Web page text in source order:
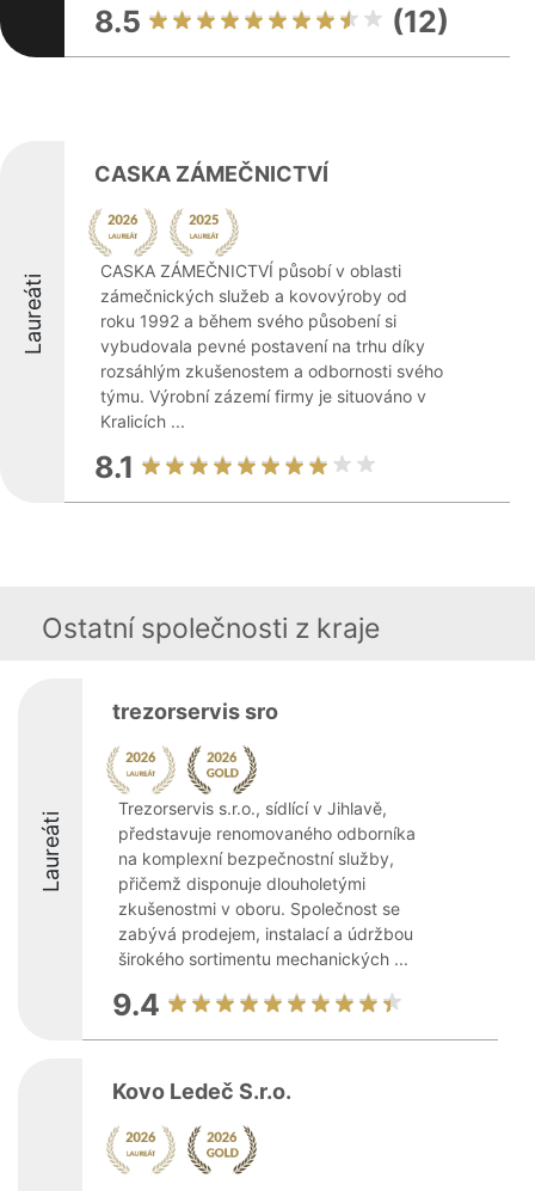
8.5 (12)
Laureáti
CASKA ZÁMEČNICTVÍ
CASKA ZÁMEČNICTVÍ působí v oblasti
zámečnických služeb a kovovýroby od
roku 1992 a během svého působení si
vybudovala pevné postavení na trhu díky
rozsáhlým zkušenostem a odbornosti svého
týmu. Výrobní zázemí firmy je situováno v
Kralicích ...
8.1
Ostatní společnosti z kraje
Laureáti
trezorservis sro
Trezorservis s.r.o., sídlící v Jihlavě,
představuje renomovaného odborníka
na komplexní bezpečnostní služby,
přičemž disponuje dlouholetými
zkušenostmi v oboru. Společnost se
zabývá prodejem, instalací a údržbou
širokého sortimentu mechanických ...
9.4
Kovo Ledeč S.r.o.